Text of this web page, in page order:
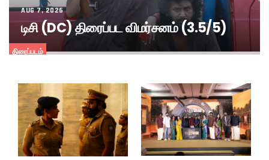
திரைப்படம்
AUG 7, 2026
டிசி (DC) திரைப்பட விமர்சனம் (3.5/5)